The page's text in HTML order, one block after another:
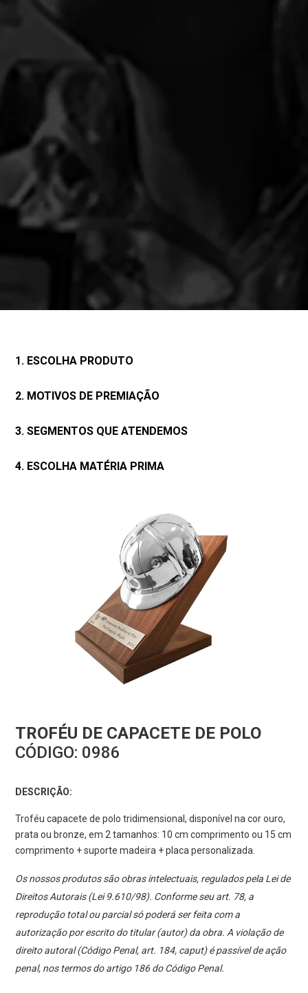
1. ESCOLHA PRODUTO
2. MOTIVOS DE PREMIAÇÃO
3. SEGMENTOS QUE ATENDEMOS
4. ESCOLHA MATÉRIA PRIMA
TROFÉU DE CAPACETE DE POLO
CÓDIGO: 0986
DESCRIÇÃO:
Troféu capacete de polo tridimensional, disponível na cor ouro,
prata ou bronze, em 2 tamanhos: 10 cm comprimento ou 15 cm
comprimento + suporte madeira + placa personalizada.
Os nossos produtos são obras intelectuais, regulados pela Lei de
Direitos Autorais (Lei 9.610/98). Conforme seu art. 78, a
reprodução total ou parcial só poderá ser feita com a
autorização por escrito do titular (autor) da obra. A violação de
direito autoral (Código Penal, art. 184, caput) é passível de ação
penal, nos termos do artigo 186 do Código Penal.